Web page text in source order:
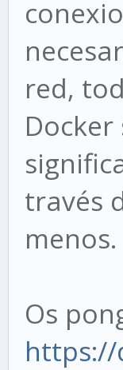
red,
través
menos.
Os
https://